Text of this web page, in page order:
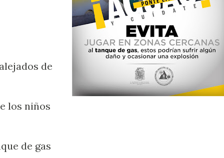
de
los niños
de gas